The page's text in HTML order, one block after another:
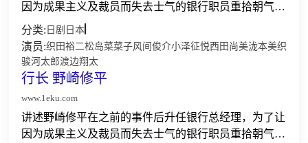
因为成果主义及裁员而失去士气的银行职员重拾朝气，
成为对社会有贡献的银行，他和上作已登场，为人不择
手段，已升为常务的立川祥子，及融资部的石原俊之合
作进行改...
分类: 日剧 日本
演员:织田裕二松岛菜菜子风间俊介小泽征悦西田尚美泷本美织
骏河太郎渡边翔太
行长 野崎修平
www.1eku.com
讲述野崎修平在之前的事件后升任银行总经理，为了让
因为成果主义及裁员而失去士气的银行职员重拾朝气，